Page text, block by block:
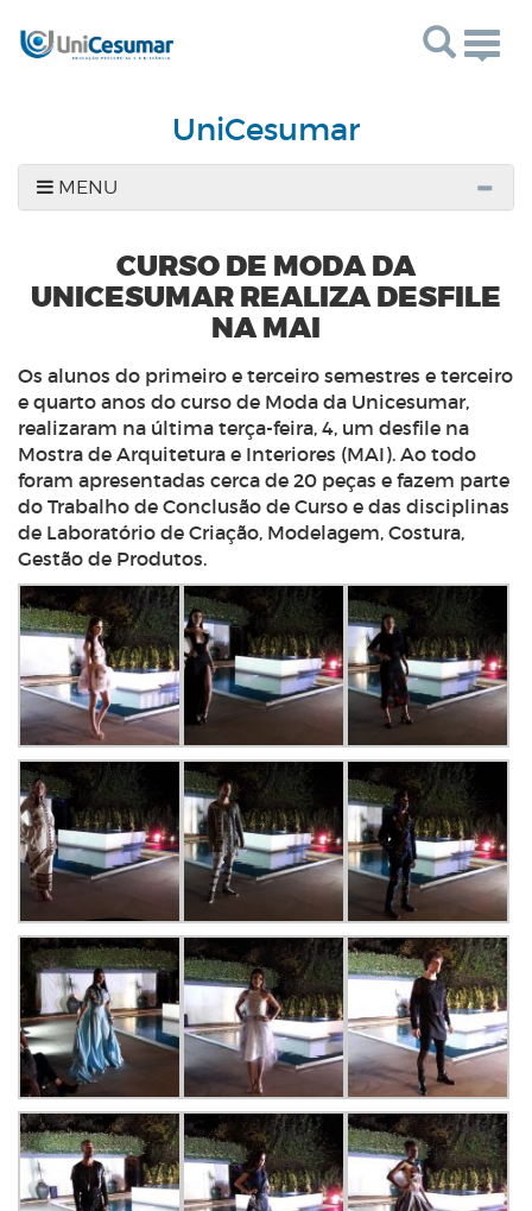
UniCesumar
MENU
CURSO DE MODA DA
UNICESUMAR REALIZA DESFILE
NA MAI
Os alunos do primeiro e terceiro semestres e terceiro
e quarto anos do curso de Moda da Unicesumar,
realizaram na última terça-feira, 4, um desfile na
Mostra de Arquitetura e Interiores (MAI). Ao todo
foram apresentadas cerca de 20 peças e fazem parte
do Trabalho de Conclusão de Curso e das disciplinas
de Laboratório de Criação, Modelagem, Costura,
Gestão de Produtos.